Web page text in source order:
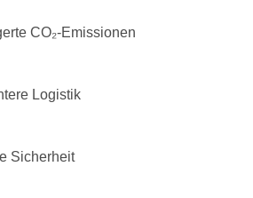
CO₂-Emissionen
Logistik
Sicherheit